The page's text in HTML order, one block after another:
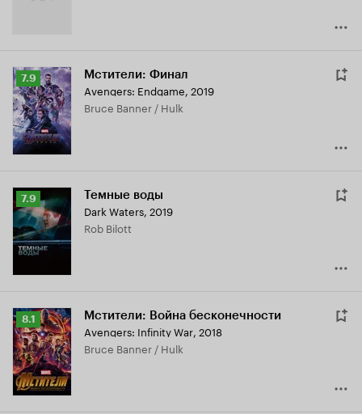
Рейтинг
Кинопоиска
7.9
7.9 Мстители: Финал
Avengers: Endgame, 2019
Bruce Banner / Hulk
Рейтинг
Кинопоиска
7.9
7.9 Темные воды
Dark Waters, 2019
Rob Bilott
Рейтинг
Кинопоиска
8.1
8.1 Мстители: Война бесконечности
Avengers: Infinity War, 2018
Bruce Banner / Hulk